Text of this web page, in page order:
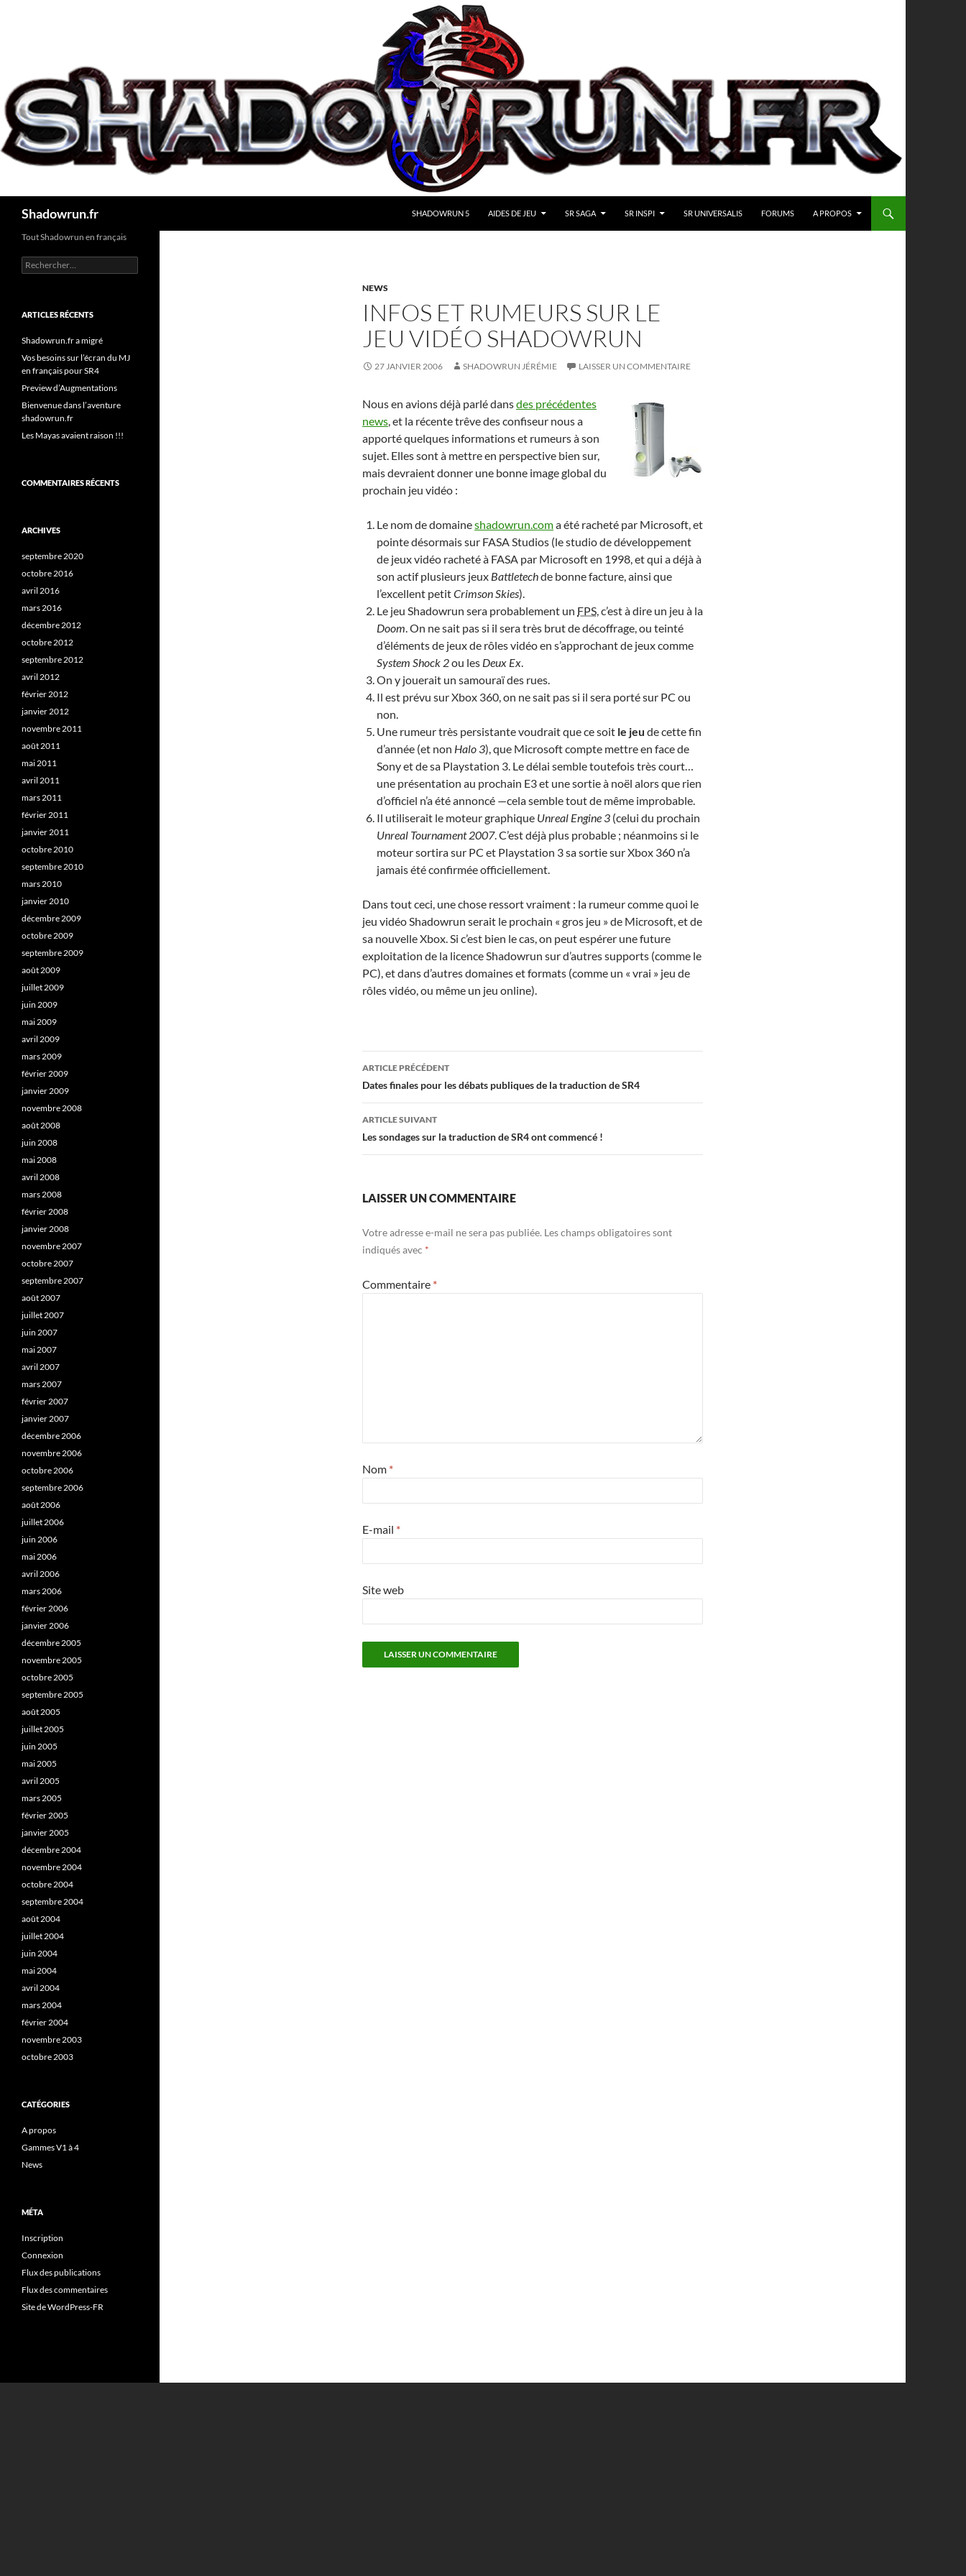
Shadowrun.fr SHADOWRUN 5 AIDES DE JEU SR SAGA SR INSPI SR UNIVERSALIS FORUMS A PROPOS
NEWS
INFOS ET RUMEURS SUR LE
JEU VIDÉO SHADOWRUN
27 JANVIER 2006 SHADOWRUN JÉRÉMIE LAISSER UN COMMENTAIRE
Nous en avions déjà parlé dansdes précédentes
news, et la récente trêve des confiseur nous a
apporté quelques informations et rumeurs à son
sujet. Elles sont à mettre en perspective bien sur,
mais devraient donner une bonne image global du
prochain jeu vidéo :
Le nom de domaineshadowrun.coma été racheté par Microsoft, et
pointe désormais sur FASA Studios (le studio de développement
de jeux vidéo racheté à FASA par Microsoft en 1998, et qui a déjà à
son actif plusieurs jeux Battletechde bonne facture, ainsi que
l’excellent petitCrimson Skies).
Le jeu Shadowrun sera probablement un FPS, c’est à dire un jeu à la
Doom. On ne sait pas si il sera très brut de décoffrage, ou teinté
d’éléments de jeux de rôles vidéo en s’approchant de jeux comme
System Shock 2ou les Deux Ex.
On y jouerait un samouraï des rues.
Il est prévu sur Xbox 360, on ne sait pas si il sera porté sur PC ou
non.
Une rumeur très persistante voudrait que ce soit le jeu de cette fin
d’année (et non Halo 3), que Microsoft compte mettre en face de
Sony et de sa Playstation 3. Le délai semble toutefois très court…
une présentation au prochain E3 et une sortie à noël alors que rien
d’officiel n’a été annoncé —cela semble tout de même improbable.
Il utiliserait le moteur graphique Unreal Engine 3 (celui du prochain
Unreal Tournament 2007. C’est déjà plus probable ; néanmoins si le
moteur sortira sur PC et Playstation 3 sa sortie sur Xbox 360 n’a
jamais été confirmée officiellement.
Dans tout ceci, une chose ressort vraiment : la rumeur comme quoi le
jeu vidéo Shadowrun serait le prochain « gros jeu » de Microsoft, et de
sa nouvelle Xbox. Si c’est bien le cas, on peut espérer une future
exploitation de la licence Shadowrun sur d’autres supports (comme le
PC), et dans d’autres domaines et formats (comme un « vrai » jeu de
rôles vidéo, ou même un jeu online).
Navigation
des
articles
ARTICLE PRÉCÉDENT
Dates finales pour les débats publiques de la traduction de SR4
ARTICLE SUIVANT
Les sondages sur la traduction de SR4 ont commencé !
LAISSER UN COMMENTAIRE
Votre adresse e-mail ne sera pas publiée. Les champs obligatoires sont
indiqués avec *
Commentaire *
Nom *
E-mail *
Site web
Tout Shadowrun en français
Rechercher :
ARTICLES RÉCENTS
Shadowrun.fr a migré
Vos besoins sur l’écran du MJ
en français pour SR4
Preview d’Augmentations
Bienvenue dans l’aventure
shadowrun.fr
Les Mayas avaient raison !!!
COMMENTAIRES RÉCENTS
ARCHIVES
septembre 2020
octobre 2016
avril 2016
mars 2016
décembre 2012
octobre 2012
septembre 2012
avril 2012
février 2012
janvier 2012
novembre 2011
août 2011
mai 2011
avril 2011
mars 2011
février 2011
janvier 2011
octobre 2010
septembre 2010
mars 2010
janvier 2010
décembre 2009
octobre 2009
septembre 2009
août 2009
juillet 2009
juin 2009
mai 2009
avril 2009
mars 2009
février 2009
janvier 2009
novembre 2008
août 2008
juin 2008
mai 2008
avril 2008
mars 2008
février 2008
janvier 2008
novembre 2007
octobre 2007
septembre 2007
août 2007
juillet 2007
juin 2007
mai 2007
avril 2007
mars 2007
février 2007
janvier 2007
décembre 2006
novembre 2006
octobre 2006
septembre 2006
août 2006
juillet 2006
juin 2006
mai 2006
avril 2006
mars 2006
février 2006
janvier 2006
décembre 2005
novembre 2005
octobre 2005
septembre 2005
août 2005
juillet 2005
juin 2005
mai 2005
avril 2005
mars 2005
février 2005
janvier 2005
décembre 2004
novembre 2004
octobre 2004
septembre 2004
août 2004
juillet 2004
juin 2004
mai 2004
avril 2004
mars 2004
février 2004
novembre 2003
octobre 2003
CATÉGORIES
A propos
Gammes V1 à 4
News
MÉTA
Inscription
Connexion
Flux des publications
Flux des commentaires
Site de WordPress-FR